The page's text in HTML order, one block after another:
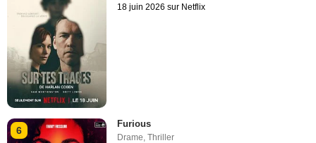
18 juin 2026 sur Netflix
6
Furious
Drame ,Thriller